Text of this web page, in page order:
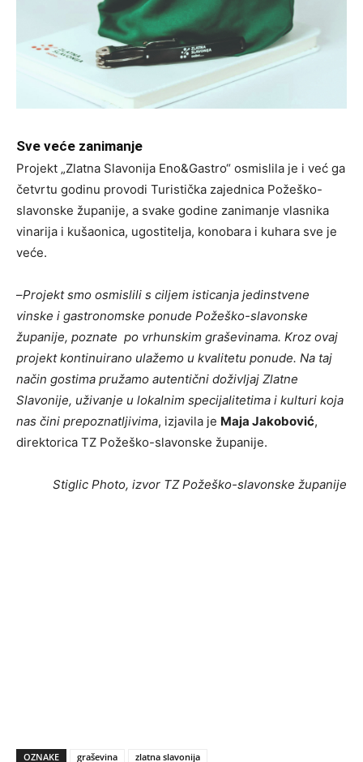
Sve veće zanimanje
Projekt „Zlatna Slavonija Eno&Gastro“ osmislila je i već ga
četvrtu godinu provodi Turistička zajednica Požeško-
slavonske županije, a svake godine zanimanje vlasnika
vinarija i kušaonica, ugostitelja, konobara i kuhara sve je
veće.
–Projekt smo osmislili s ciljem isticanja jedinstvene
vinske i gastronomske ponude Požeško-slavonske
županije, poznate po vrhunskim graševinama. Kroz ovaj
projekt kontinuirano ulažemo u kvalitetu ponude. Na taj
način gostima pružamo autentični doživljaj Zlatne
Slavonije, uživanje u lokalnim specijalitetima i kulturi koja
nas čini prepoznatljivima, izjavila je Maja Jakobović,
direktorica TZ Požeško-slavonske županije.
Stiglic Photo, izvor TZ Požeško-slavonske županije
OZNAKE graševina zlatna slavonija